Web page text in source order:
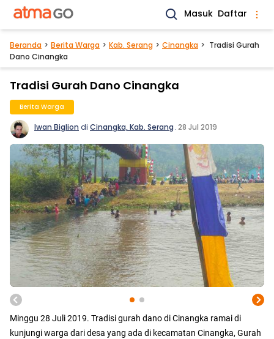
Masuk Daftar
Beranda Berita Warga Kab. Serang Cinangka
Tradisi Gurah
Dano Cinangka
Tradisi Gurah Dano Cinangka
Berita Warga
Iwan Biglion di Cinangka, Kab. Serang. 28 Jul 2019
Minggu 28 Juli 2019. Tradisi gurah dano di Cinangka ramai di
kunjungi warga dari desa yang ada di kecamatan Cinangka, Gurah